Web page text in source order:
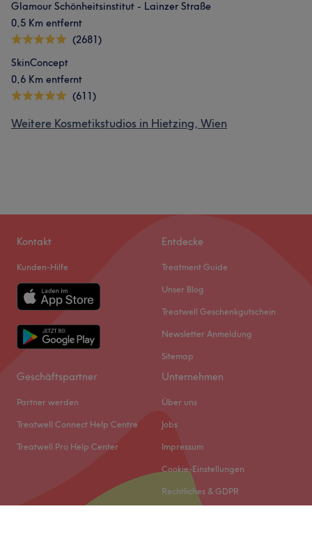
Glamour Schönheitsinstitut - Lainzer Straße
0,5 Km entfernt
(2681)
SkinConcept
0,6 Km entfernt
(611)
Weitere Kosmetikstudios in Hietzing, Wien
Kontakt
Kunden-Hilfe
Entdecke
Treatment Guide
Unser Blog
Treatwell Geschenkgutschein
Newsletter Anmeldung
Sitemap
Geschäftspartner
Partner werden
Treatwell Connect Help Centre
Treatwell Pro Help Center
Unternehmen
Über uns
Jobs
Impressum
Cookie-Einstellungen
Rechtliches & GDPR